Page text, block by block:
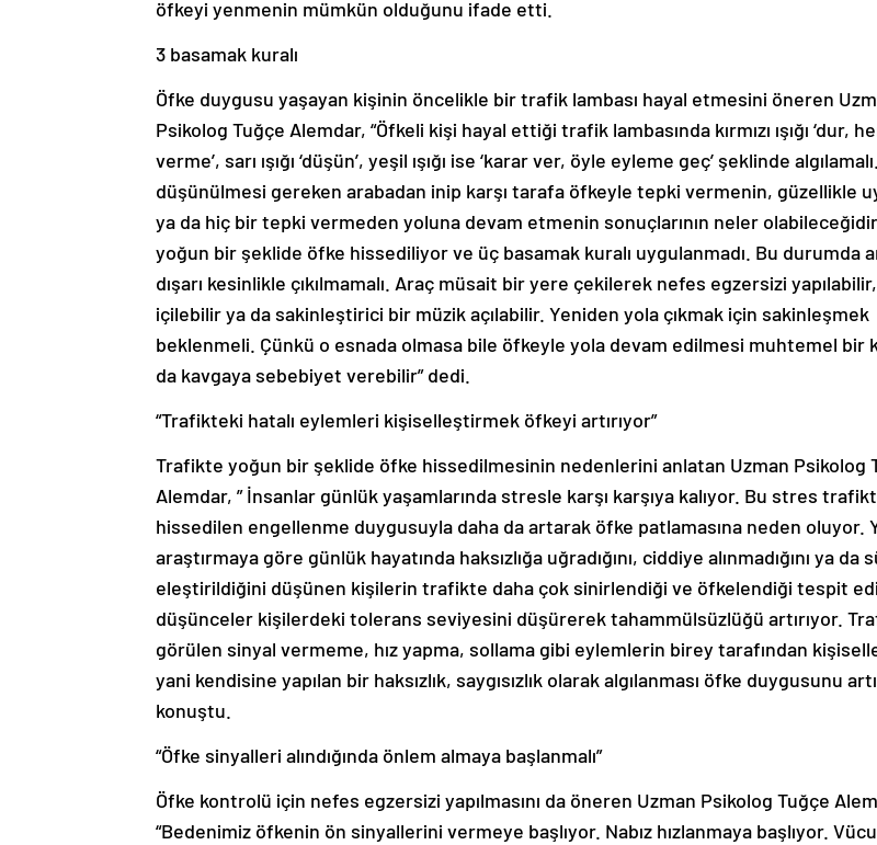
öfkeyi yenmenin mümkün olduğunu ifade etti.
3 basamak kuralı
Öfke duygusu yaşayan kişinin öncelikle bir trafik lambası hayal etmesini öneren
Psikolog Tuğçe Alemdar, “Öfkeli kişi hayal ettiği trafik lambasında kırmızı ışığı ‘dur,
verme’, sarı ışığı ‘düşün’, yeşil ışığı ise ‘karar ver, öyle eyleme geç’ şeklinde
düşünülmesi gereken arabadan inip karşı tarafa öfkeyle tepki vermenin, güzellikle
ya da hiç bir tepki vermeden yoluna devam etmenin sonuçlarının neler
yoğun bir şeklide öfke hissediliyor ve üç basamak kuralı uygulanmadı. Bu durumda
dışarı kesinlikle çıkılmamalı. Araç müsait bir yere çekilerek nefes egzersizi
içilebilir ya da sakinleştirici bir müzik açılabilir. Yeniden yola çıkmak için sakinleşmek
beklenmeli. Çünkü o esnada olmasa bile öfkeyle yola devam edilmesi muhtemel bir
da kavgaya sebebiyet verebilir” dedi.
“Trafikteki hatalı eylemleri kişiselleştirmek öfkeyi artırıyor”
Trafikte yoğun bir şeklide öfke hissedilmesinin nedenlerini anlatan Uzman Psikolog
Alemdar, ” İnsanlar günlük yaşamlarında stresle karşı karşıya kalıyor. Bu stres
hissedilen engellenme duygusuyla daha da artarak öfke patlamasına neden oluyor.
araştırmaya göre günlük hayatında haksızlığa uğradığını, ciddiye alınmadığını ya da
eleştirildiğini düşünen kişilerin trafikte daha çok sinirlendiği ve öfkelendiği tespit
düşünceler kişilerdeki tolerans seviyesini düşürerek tahammülsüzlüğü artırıyor.
görülen sinyal vermeme, hız yapma, sollama gibi eylemlerin birey tarafından
yani kendisine yapılan bir haksızlık, saygısızlık olarak algılanması öfke duygusunu
konuştu.
“Öfke sinyalleri alındığında önlem almaya başlanmalı”
Öfke kontrolü için nefes egzersizi yapılmasını da öneren Uzman Psikolog Tuğçe
“Bedenimiz öfkenin ön sinyallerini vermeye başlıyor. Nabız hızlanmaya başlıyor. Vücut